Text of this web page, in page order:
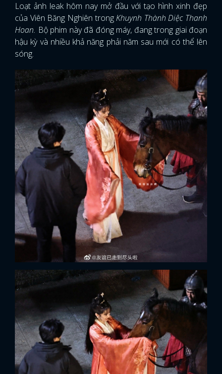
Loạt ảnh leak hôm nay mở đầu với tạo hình xinh đẹp
của Viên Băng Nghiên trongKhuynh Thành Diệc Thanh
Hoan. Bộ phim này đã đóng máy, đang trong giai đoạn
hậu kỳ và nhiều khả năng phải năm sau mới có thể lên
sóng.